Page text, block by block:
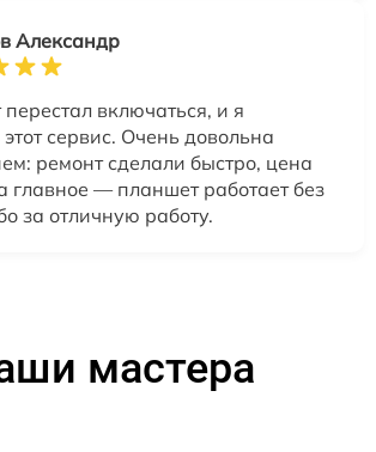
Александр
включаться, и я
сервис. Очень довольна
ремонт сделали быстро, цена
главное — планшет работает без
за отличную работу.
мастера